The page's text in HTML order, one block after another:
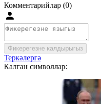
Комментарийлар (0)
Фикерегезне калдырыгыз
Теркәлергә
Калган символлар: